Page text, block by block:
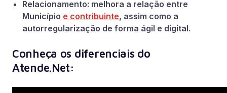
Relacionamento: melhora a relação entre
Município e contribuinte, assim como a
autorregularização de forma ágil e digital.
Conheça os diferenciais do
Atende.Net: